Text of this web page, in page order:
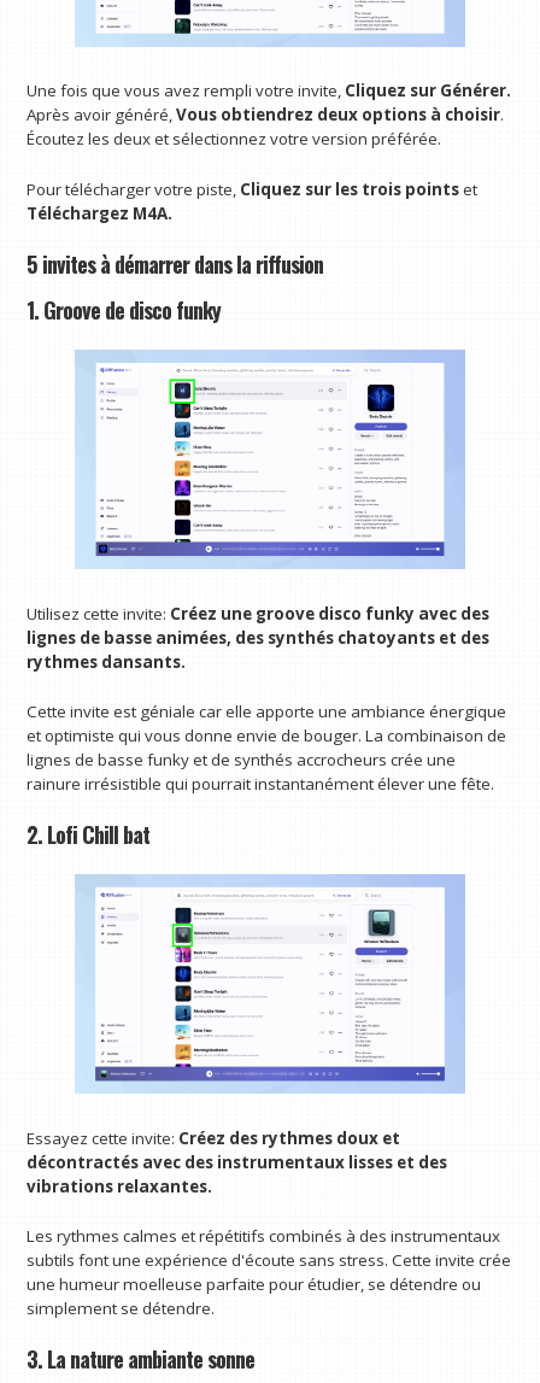
Une fois que vous avez rempli votre invite, Cliquez sur Générer.
Après avoir généré,Vous obtiendrez deux options à choisir.
Écoutez les deux et sélectionnez votre version préférée.
Pour télécharger votre piste, Cliquez sur les trois pointset
Téléchargez M4A.
5 invites à démarrer dans la riffusion
1. Groove de disco funky
Utilisez cette invite: Créez une groove disco funky avec des
lignes de basse animées, des synthés chatoyants et des
rythmes dansants.
Cette invite est géniale car elle apporte une ambiance énergique
et optimiste qui vous donne envie de bouger. La combinaison de
lignes de basse funky et de synthés accrocheurs crée une
rainure irrésistible qui pourrait instantanément élever une fête.
2. Lofi Chill bat
Essayez cette invite: Créez des rythmes doux et
décontractés avec des instrumentaux lisses et des
vibrations relaxantes.
Les rythmes calmes et répétitifs combinés à des instrumentaux
subtils font une expérience d'écoute sans stress. Cette invite crée
une humeur moelleuse parfaite pour étudier, se détendre ou
simplement se détendre.
3. La nature ambiante sonne